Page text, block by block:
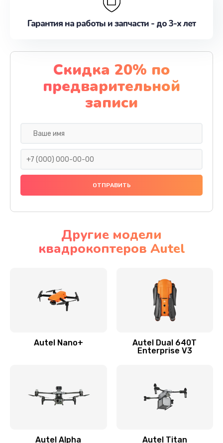
Гарантия на работы и запчасти - до 3-х лет
Скидка 20% по
предварительной
записи
Другие модели
квадрокоптеров Autel
Autel Nano+
Autel Dual 640T
Enterprise V3
Autel Alpha Autel Titan